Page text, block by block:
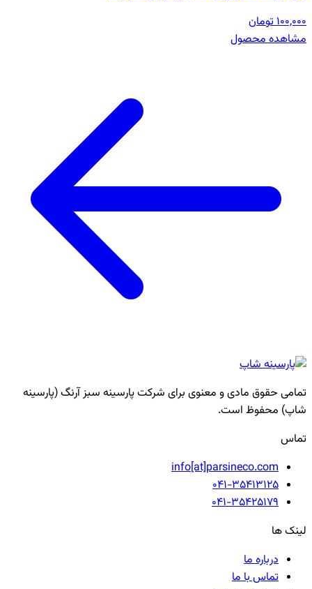
100,000 تومان
مشاهده محصول
تمامی حقوق مادی و معنوی برای شرکت پارسینه سبز آرنگ (پارسینه
شاپ) محفوظ است.
تماس
info[at]parsineco.com
041-35413125
041-35425179
لینک ها
درباره ما
تماس با ما